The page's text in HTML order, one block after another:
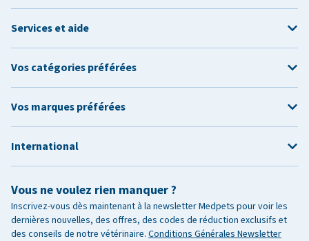
Vous ne voulez rien manquer ?
Inscrivez-vous dès maintenant à la newsletter Medpets pour voir les
dernières nouvelles, des offres, des codes de réduction exclusifs et
des conseils de notre vétérinaire. Conditions Générales Newsletter
Services et aide
Vos catégories préférées
Vos marques préférées
International